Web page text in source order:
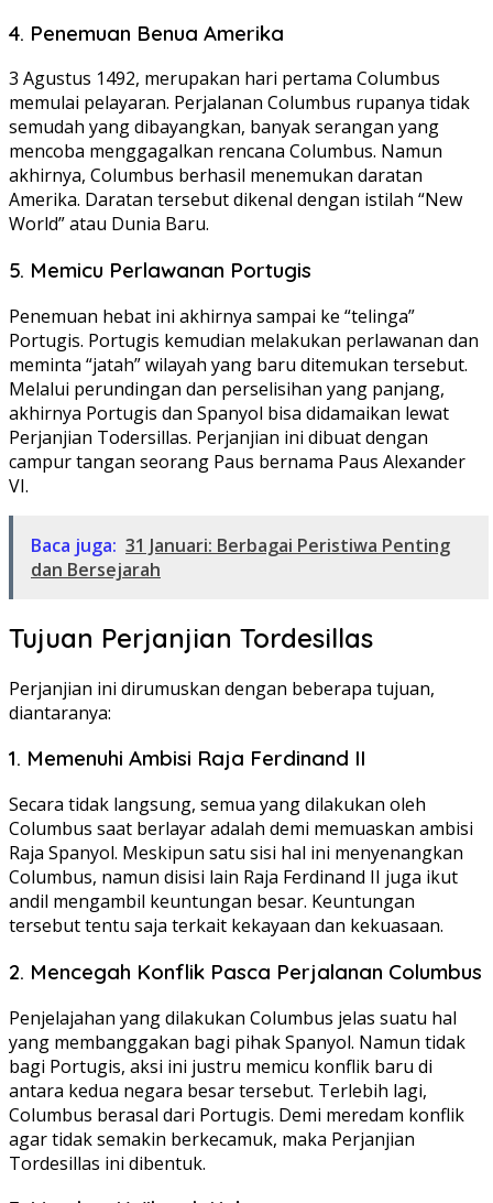
4. Penemuan Benua Amerika
3 Agustus 1492, merupakan hari pertama Columbus
memulai pelayaran. Perjalanan Columbus rupanya tidak
semudah yang dibayangkan, banyak serangan yang
mencoba menggagalkan rencana Columbus. Namun
akhirnya, Columbus berhasil menemukan daratan
Amerika. Daratan tersebut dikenal dengan istilah “New
World” atau Dunia Baru.
5. Memicu Perlawanan Portugis
Penemuan hebat ini akhirnya sampai ke “telinga”
Portugis. Portugis kemudian melakukan perlawanan dan
meminta “jatah” wilayah yang baru ditemukan tersebut.
Melalui perundingan dan perselisihan yang panjang,
akhirnya Portugis dan Spanyol bisa didamaikan lewat
Perjanjian Todersillas. Perjanjian ini dibuat dengan
campur tangan seorang Paus bernama Paus Alexander
VI.
Baca juga: 31 Januari: Berbagai Peristiwa Penting
dan Bersejarah
Tujuan Perjanjian Tordesillas
Perjanjian ini dirumuskan dengan beberapa tujuan,
diantaranya:
1. Memenuhi Ambisi Raja Ferdinand II
Secara tidak langsung, semua yang dilakukan oleh
Columbus saat berlayar adalah demi memuaskan ambisi
Raja Spanyol. Meskipun satu sisi hal ini menyenangkan
Columbus, namun disisi lain Raja Ferdinand II juga ikut
andil mengambil keuntungan besar. Keuntungan
tersebut tentu saja terkait kekayaan dan kekuasaan.
2. Mencegah Konflik Pasca Perjalanan Columbus
Penjelajahan yang dilakukan Columbus jelas suatu hal
yang membanggakan bagi pihak Spanyol. Namun tidak
bagi Portugis, aksi ini justru memicu konflik baru di
antara kedua negara besar tersebut. Terlebih lagi,
Columbus berasal dari Portugis. Demi meredam konflik
agar tidak semakin berkecamuk, maka Perjanjian
Tordesillas ini dibentuk.